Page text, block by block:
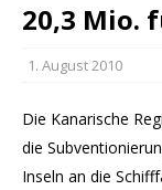
20,3 Mio.
1. August 2010
Die Kanarische
die
Inseln an die